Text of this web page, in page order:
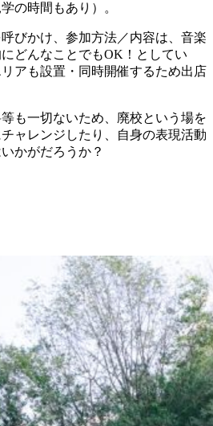
の時間もあり）。
びかけ、参加方法／内容は、音楽
どんなことでもOK！としてい
アも設置・同時開催するため出店
も一切ないため、廃校という場を
ャレンジしたり、自身の表現活動
かがだろうか？